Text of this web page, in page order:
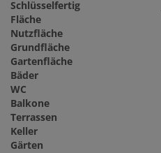
Schlüsselfertig
Fläche
Nutzfläche
Grundfläche
Gartenfläche
Bäder
WC
Balkone
Terrassen
Keller
Gärten